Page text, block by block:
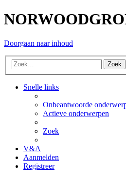
Doorgaan naar inhoud
Zoek
Snelle links
Onbeantwoorde
Actieve onderwerpen
Zoek
V&A
Aanmelden
Registreer